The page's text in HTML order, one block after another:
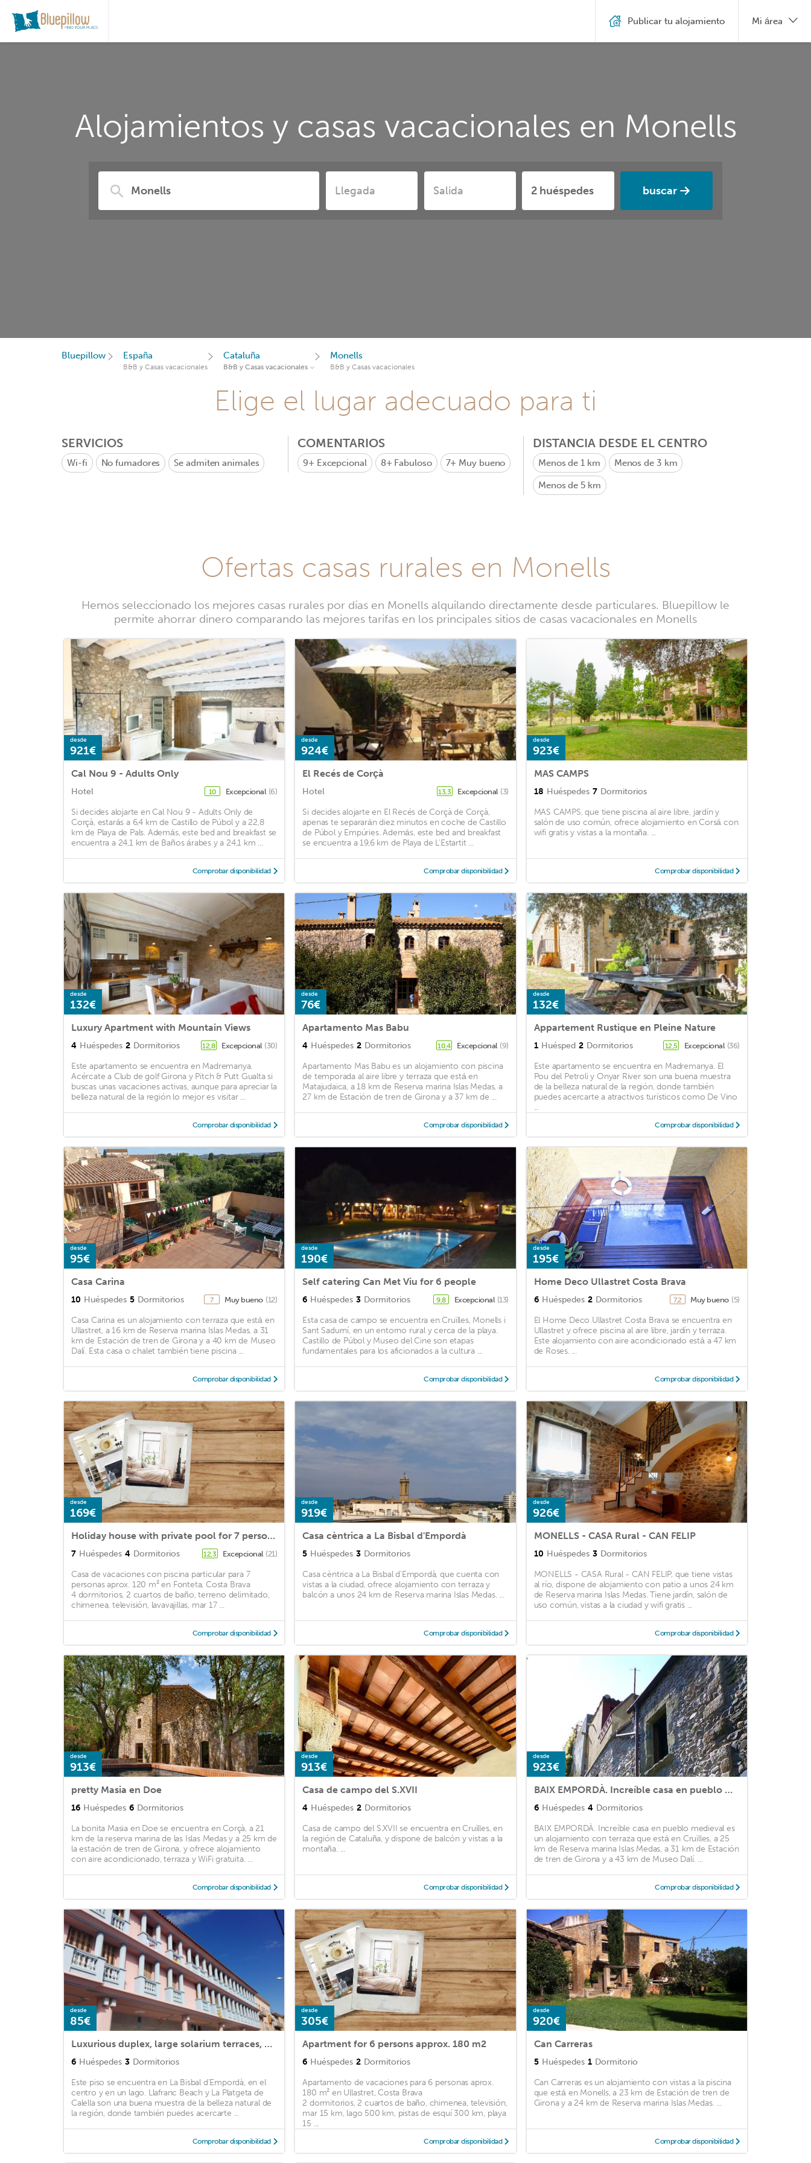
Alojamientos y casas vacacionales en Monells
buscar
Publicar tu alojamiento Mi área
Bluepillow España
B&B y Casas vacacionales
Cataluña
B&B y Casas vacacionales
Monells
B&B y Casas vacacionales
Elige el lugar adecuado para ti
SERVICIOS
Wi-fi No fumadores Se admiten animales
COMENTARIOS
9+ Excepcional 8+ Fabuloso 7+ Muy bueno
DISTANCIA DESDE EL CENTRO
Menos de 1 km Menos de 3 km
Menos de 5 km
Ofertas casas rurales en Monells
Hemos seleccionado los mejores casas rurales por días en Monells alquilando directamente desde particulares. Bluepillow le
permite ahorrar dinero comparando las mejores tarifas en los principales sitios de casas vacacionales en Monells
desde
921€
Cal Nou 9 - Adults Only
Hotel 10 Excepcional (6)
Si decides alojarte en Cal Nou 9 - Adults Only de
Corçà, estarás a 6,4 km de Castillo de Púbol y a 22,8
km de Playa de Pals. Además, este bed and breakfast se
encuentra a 24,1 km de Baños árabes y a 24,1 km ...
Comprobar disponibilidad
desde
924€
El Recés de Corçà
Hotel 13,3 Excepcional (3)
Si decides alojarte en El Recés de Corçà de Corçà,
apenas te separarán diez minutos en coche de Castillo
de Púbol y Empúries. Además, este bed and breakfast
se encuentra a 19,6 km de Playa de L'Estartit ...
Comprobar disponibilidad
desde
923€
MAS CAMPS
18 Huéspedes 7 Dormitorios
MAS CAMPS, que tiene piscina al aire libre, jardín y
salón de uso común, ofrece alojamiento en Corsá con
wifi gratis y vistas a la montaña. ...
Comprobar disponibilidad
desde
132€
Luxury Apartment with Mountain Views
4 Huéspedes 2 Dormitorios 12,8 Excepcional (30)
Este apartamento se encuentra en Madremanya.
Acércate a Club de golf Girona y Pitch & Putt Gualta si
buscas unas vacaciones activas, aunque para apreciar la
belleza natural de la región lo mejor es visitar ...
Comprobar disponibilidad
desde
76€
Apartamento Mas Babu
4 Huéspedes 2 Dormitorios 10,4 Excepcional (9)
Apartamento Mas Babu es un alojamiento con piscina
de temporada al aire libre y terraza que está en
Matajudaica, a 18 km de Reserva marina Islas Medas, a
27 km de Estación de tren de Girona y a 37 km de ...
Comprobar disponibilidad
desde
132€
Appartement Rustique en Pleine Nature
1 Huésped 2 Dormitorios 12,5 Excepcional (36)
Este apartamento se encuentra en Madremanya. El
Pou del Petroli y Onyar River son una buena muestra
de la belleza natural de la región, donde también
puedes acercarte a atractivos turísticos como De Vino
...
Comprobar disponibilidad
desde
95€
Casa Carina
10 Huéspedes 5 Dormitorios 7 Muy bueno (12)
Casa Carina es un alojamiento con terraza que está en
Ullastret, a 16 km de Reserva marina Islas Medas, a 31
km de Estación de tren de Girona y a 40 km de Museo
Dalí. Esta casa o chalet también tiene piscina ...
Comprobar disponibilidad
desde
190€
Self catering Can Met Viu for 6 people
6 Huéspedes 3 Dormitorios 9,8 Excepcional (13)
Esta casa de campo se encuentra en Cruïlles, Monells i
Sant Sadurní, en un entorno rural y cerca de la playa.
Castillo de Púbol y Museo del Cine son etapas
fundamentales para los aficionados a la cultura ...
Comprobar disponibilidad
desde
195€
Home Deco Ullastret Costa Brava
6 Huéspedes 2 Dormitorios 7,2 Muy bueno (5)
El Home Deco Ullastret Costa Brava se encuentra en
Ullastret y ofrece piscina al aire libre, jardín y terraza.
Este alojamiento con aire acondicionado está a 47 km
de Roses. ...
Comprobar disponibilidad
desde
169€
Holiday house with private pool for 7 persons approx. 120 m2
7 Huéspedes 4 Dormitorios 12,3 Excepcional (21)
Casa de vacaciones con piscina particular para 7
personas aprox. 120 m² en Fonteta, Costa Brava
4 dormitorios, 2 cuartos de baño, terreno delimitado,
chimenea, televisión, lavavajillas, mar 17 ...
Comprobar disponibilidad
desde
919€
Casa cèntrica a La Bisbal d'Empordà
5 Huéspedes 3 Dormitorios
Casa cèntrica a La Bisbal d'Empordà, que cuenta con
vistas a la ciudad, ofrece alojamiento con terraza y
balcón a unos 24 km de Reserva marina Islas Medas. ...
Comprobar disponibilidad
desde
926€
MONELLS - CASA Rural - CAN FELIP
10 Huéspedes 3 Dormitorios
MONELLS - CASA Rural - CAN FELIP, que tiene vistas
al río, dispone de alojamiento con patio a unos 24 km
de Reserva marina Islas Medas. Tiene jardín, salón de
uso común, vistas a la ciudad y wifi gratis ...
Comprobar disponibilidad
desde
913€
pretty Masia en Doe
16 Huéspedes 6 Dormitorios
La bonita Masia en Doe se encuentra en Corçà, a 21
km de la reserva marina de las Islas Medas y a 25 km de
la estación de tren de Girona, y ofrece alojamiento
con aire acondicionado, terraza y WiFi gratuita. ...
Comprobar disponibilidad
desde
913€
Casa de campo del S.XVII
4 Huéspedes 2 Dormitorios
Casa de campo del S.XVII se encuentra en Cruïlles, en
la región de Cataluña, y dispone de balcón y vistas a la
montaña. ...
Comprobar disponibilidad
desde
923€
BAIX EMPORDÀ. Increíble casa en pueblo medieval
6 Huéspedes 4 Dormitorios
BAIX EMPORDÀ. Increíble casa en pueblo medieval es
un alojamiento con terraza que está en Cruïlles, a 25
km de Reserva marina Islas Medas, a 31 km de Estación
de tren de Girona y a 43 km de Museo Dalí. ...
Comprobar disponibilidad
desde
85€
Luxurious duplex, large solarium terraces, downtown and near the beach.
6 Huéspedes 3 Dormitorios
Este piso se encuentra en La Bisbal d'Empordà, en el
centro y en un lago. Llafranc Beach y La Platgeta de
Calella son una buena muestra de la belleza natural de
la región, donde también puedes acercarte ...
Comprobar disponibilidad
desde
305€
Apartment for 6 persons approx. 180 m2
6 Huéspedes 2 Dormitorios
Apartamento de vacaciones para 6 personas aprox.
180 m² en Ullastret, Costa Brava
2 dormitorios, 2 cuartos de baño, chimenea, televisión,
mar 15 km, lago 500 km, pistas de esquí 300 km, playa
15 ...
Comprobar disponibilidad
desde
920€
Can Carreras
5 Huéspedes 1 Dormitorio
Can Carreras es un alojamiento con vistas a la piscina
que está en Monells, a 23 km de Estación de tren de
Girona y a 24 km de Reserva marina Islas Medas. ...
Comprobar disponibilidad